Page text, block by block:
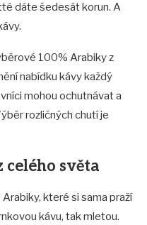
dáte šedesát korun. A
100% Arabiky z
nabídku kávy každý
mohou ochutnávat a
rozličných chutí je
světa
které si sama praží
kávu, tak mletou.